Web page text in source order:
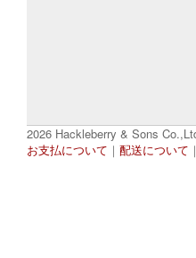
2026 Hackleberry & Sons
お支払について ｜ 配送について ｜